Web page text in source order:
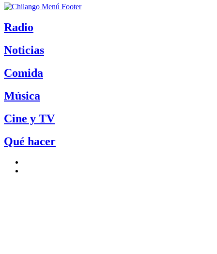
Radio
Noticias
Comida
Música
Cine y TV
Qué hacer